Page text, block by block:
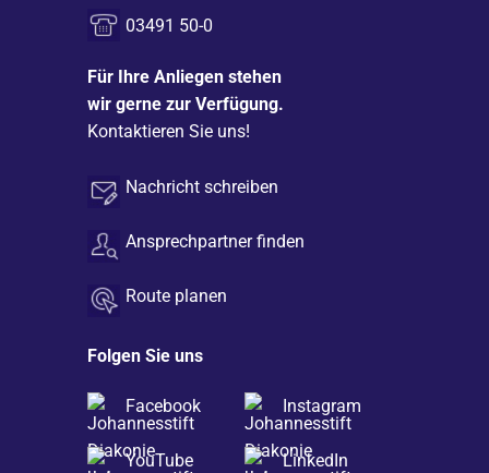
03491 50-0
Für Ihre Anliegen stehen
wir gerne zur Verfügung.
Kontaktieren Sie uns!
Nachricht schreiben
Ansprechpartner finden
Route planen
Folgen Sie uns
Facebook Instagram
YouTube LinkedIn